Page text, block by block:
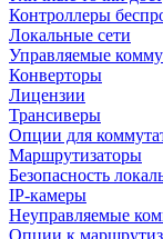
Контроллеры
Локальные сети
Управляемые
Конверторы
Лицензии
Трансиверы
Опции для
Маршрутизаторы
Безопасность
IP-камеры
Неуправляемые
Опции к